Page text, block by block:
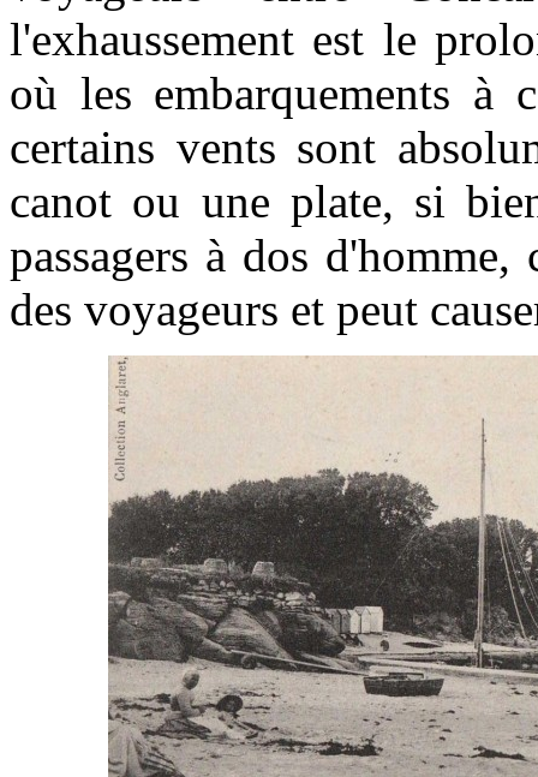
l'exhaussement est le
où les embarquements à
certains vents sont
canot ou une plate, si
passagers à dos
des voyageurs et peut